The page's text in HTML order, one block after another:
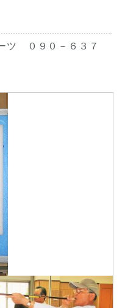
ツ ０９０－６３７